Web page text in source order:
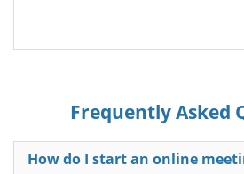
Frequently Asked
How do I start an online